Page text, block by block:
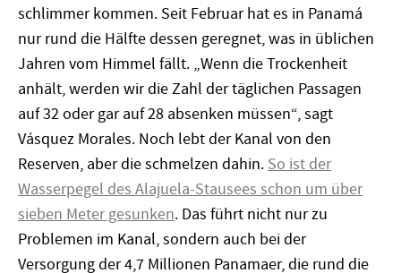
schlimmer kommen. Seit Februar hat es in Panamá
nur rund die Hälfte dessen geregnet, was in üblichen
Jahren vom Himmel fällt. „Wenn die Trockenheit
anhält, werden wir die Zahl der täglichen Passagen
auf 32 oder gar auf 28 absenken müssen“, sagt
Vásquez Morales. Noch lebt der Kanal von den
Reserven, aber die schmelzen dahin. So ist der
Wasserpegel des Alajuela-Stausees schon um über
sieben Meter gesunken. Das führt nicht nur zu
Problemen im Kanal, sondern auch bei der
Versorgung der 4,7 Millionen Panamaer, die rund die